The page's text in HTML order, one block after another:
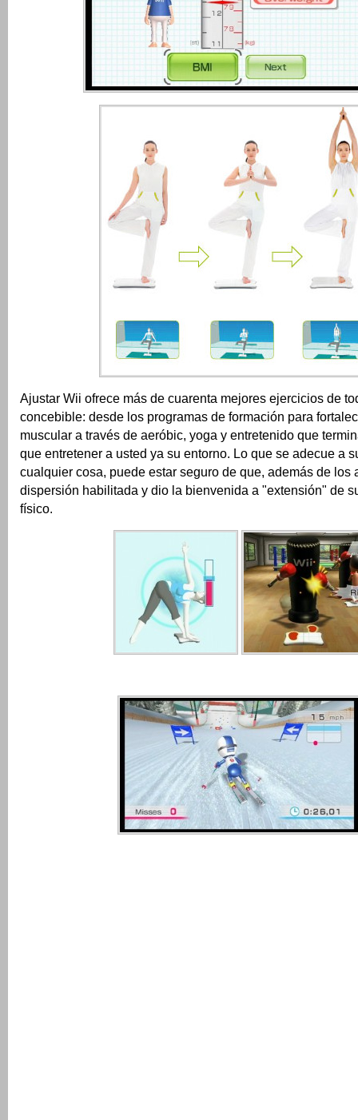
Ajustar Wii ofrece más de cuarenta mejores ejercicios de
concebible: desde los programas de formación para
muscular a través de aeróbic, yoga y entretenido que
que entretener a usted ya su entorno. Lo que se adecue a
cualquier cosa, puede estar seguro de que, además de los
dispersión habilitada y dio la bienvenida a "extensión" de
físico.